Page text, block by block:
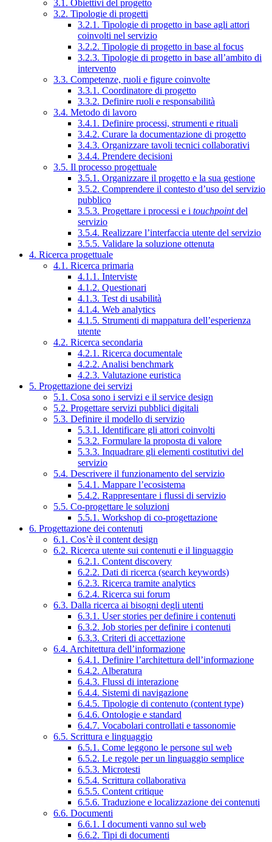
3.1. Obiettivi del progetto
3.2. Tipologie di progetti
3.2.1. Tipologie di progetto in base agli attori
coinvolti nel servizio
3.2.2. Tipologie di progetto in base al focus
3.2.3. Tipologie di progetto in base all’ambito di
intervento
3.3. Competenze, ruoli e figure coinvolte
3.3.1. Coordinatore di progetto
3.3.2. Definire ruoli e responsabilità
3.4. Metodo di lavoro
3.4.1. Definire processi, strumenti e rituali
3.4.2. Curare la documentazione di progetto
3.4.3. Organizzare tavoli tecnici collaborativi
3.4.4. Prendere decisioni
3.5. Il processo progettuale
3.5.1. Organizzare il progetto e la sua gestione
3.5.2. Comprendere il contesto d’uso del servizio
pubblico
3.5.3. Progettare i processi e i touchpointdel
servizio
3.5.4. Realizzare l’interfaccia utente del servizio
3.5.5. Validare la soluzione ottenuta
4. Ricerca progettuale
4.1. Ricerca primaria
4.1.1. Interviste
4.1.2. Questionari
4.1.3. Test di usabilità
4.1.4. Web analytics
4.1.5. Strumenti di mappatura dell’esperienza
utente
4.2. Ricerca secondaria
4.2.1. Ricerca documentale
4.2.2. Analisi benchmark
4.2.3. Valutazione euristica
5. Progettazione dei servizi
5.1. Cosa sono i servizi e il service design
5.2. Progettare servizi pubblici digitali
5.3. Definire il modello di servizio
5.3.1. Identificare gli attori coinvolti
5.3.2. Formulare la proposta di valore
5.3.3. Inquadrare gli elementi costitutivi del
servizio
5.4. Descrivere il funzionamento del servizio
5.4.1. Mappare l’ecosistema
5.4.2. Rappresentare i flussi di servizio
5.5. Co-progettare le soluzioni
5.5.1. Workshop di co-progettazione
6. Progettazione dei contenuti
6.1. Cos’è il content design
6.2. Ricerca utente sui contenuti e il linguaggio
6.2.1. Content discovery
6.2.2. Dati di ricerca (search keywords)
6.2.3. Ricerca tramite analytics
6.2.4. Ricerca sui forum
6.3. Dalla ricerca ai bisogni degli utenti
6.3.1. User stories per definire i contenuti
6.3.2. Job stories per definire i contenuti
6.3.3. Criteri di accettazione
6.4. Architettura dell’informazione
6.4.1. Definire l’architettura dell’informazione
6.4.2. Alberatura
6.4.3. Flussi di interazione
6.4.4. Sistemi di navigazione
6.4.5. Tipologie di contenuto (content type)
6.4.6. Ontologie e standard
6.4.7. Vocabolari controllati e tassonomie
6.5. Scrittura e linguaggio
6.5.1. Come leggono le persone sul web
6.5.2. Le regole per un linguaggio semplice
6.5.3. Microtesti
6.5.4. Scrittura collaborativa
6.5.5. Content critique
6.5.6. Traduzione e localizzazione dei contenuti
6.6. Documenti
6.6.1. I documenti vanno sul web
6.6.2. Tipi di documenti